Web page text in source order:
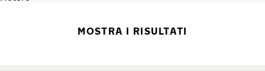
MOSTRA I RISULTATI